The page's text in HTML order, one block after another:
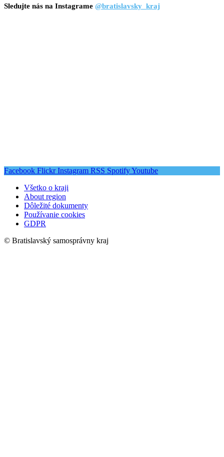
Sledujte nás na Instagrame @bratislavsky_kraj
Facebook Flickr Instagram RSS SpotifyYoutube
Všetko o kraji
About region
Dôležité dokumenty
Používanie cookies
GDPR
© Bratislavský samosprávny kraj